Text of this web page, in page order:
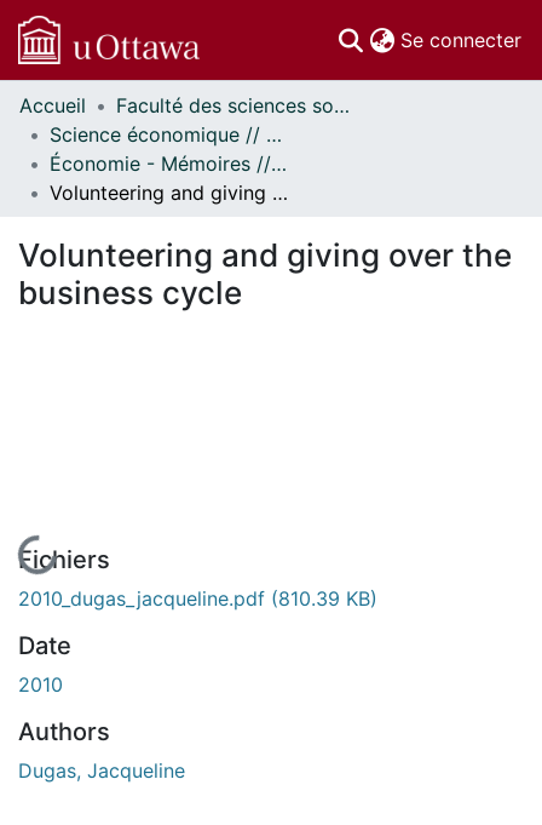
Se connecter
Communautés
et collections
Parcourir
Statistiques
À propos
Accueil
Faculté des sciences sociales // Faculty of Social Sciences
Science économique // Economics
Économie - Mémoires // Economics - Research Papers
Volunteering and giving over the business cycle
Volunteering and giving over the
business cycle
En cours de chargement...
Fichiers
2010_dugas_jacqueline.pdf (810.39 KB)
Date
2010
Authors
Dugas, Jacqueline